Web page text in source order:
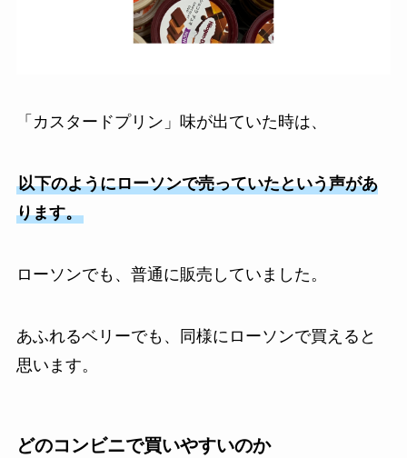
「カスタードプリン」味が出ていた時は、
以下のようにローソンで売っていたという声があ
ります。
ローソンでも、普通に販売していました。
あふれるベリーでも、同様にローソンで買えると
思います。
どのコンビニで買いやすいのか